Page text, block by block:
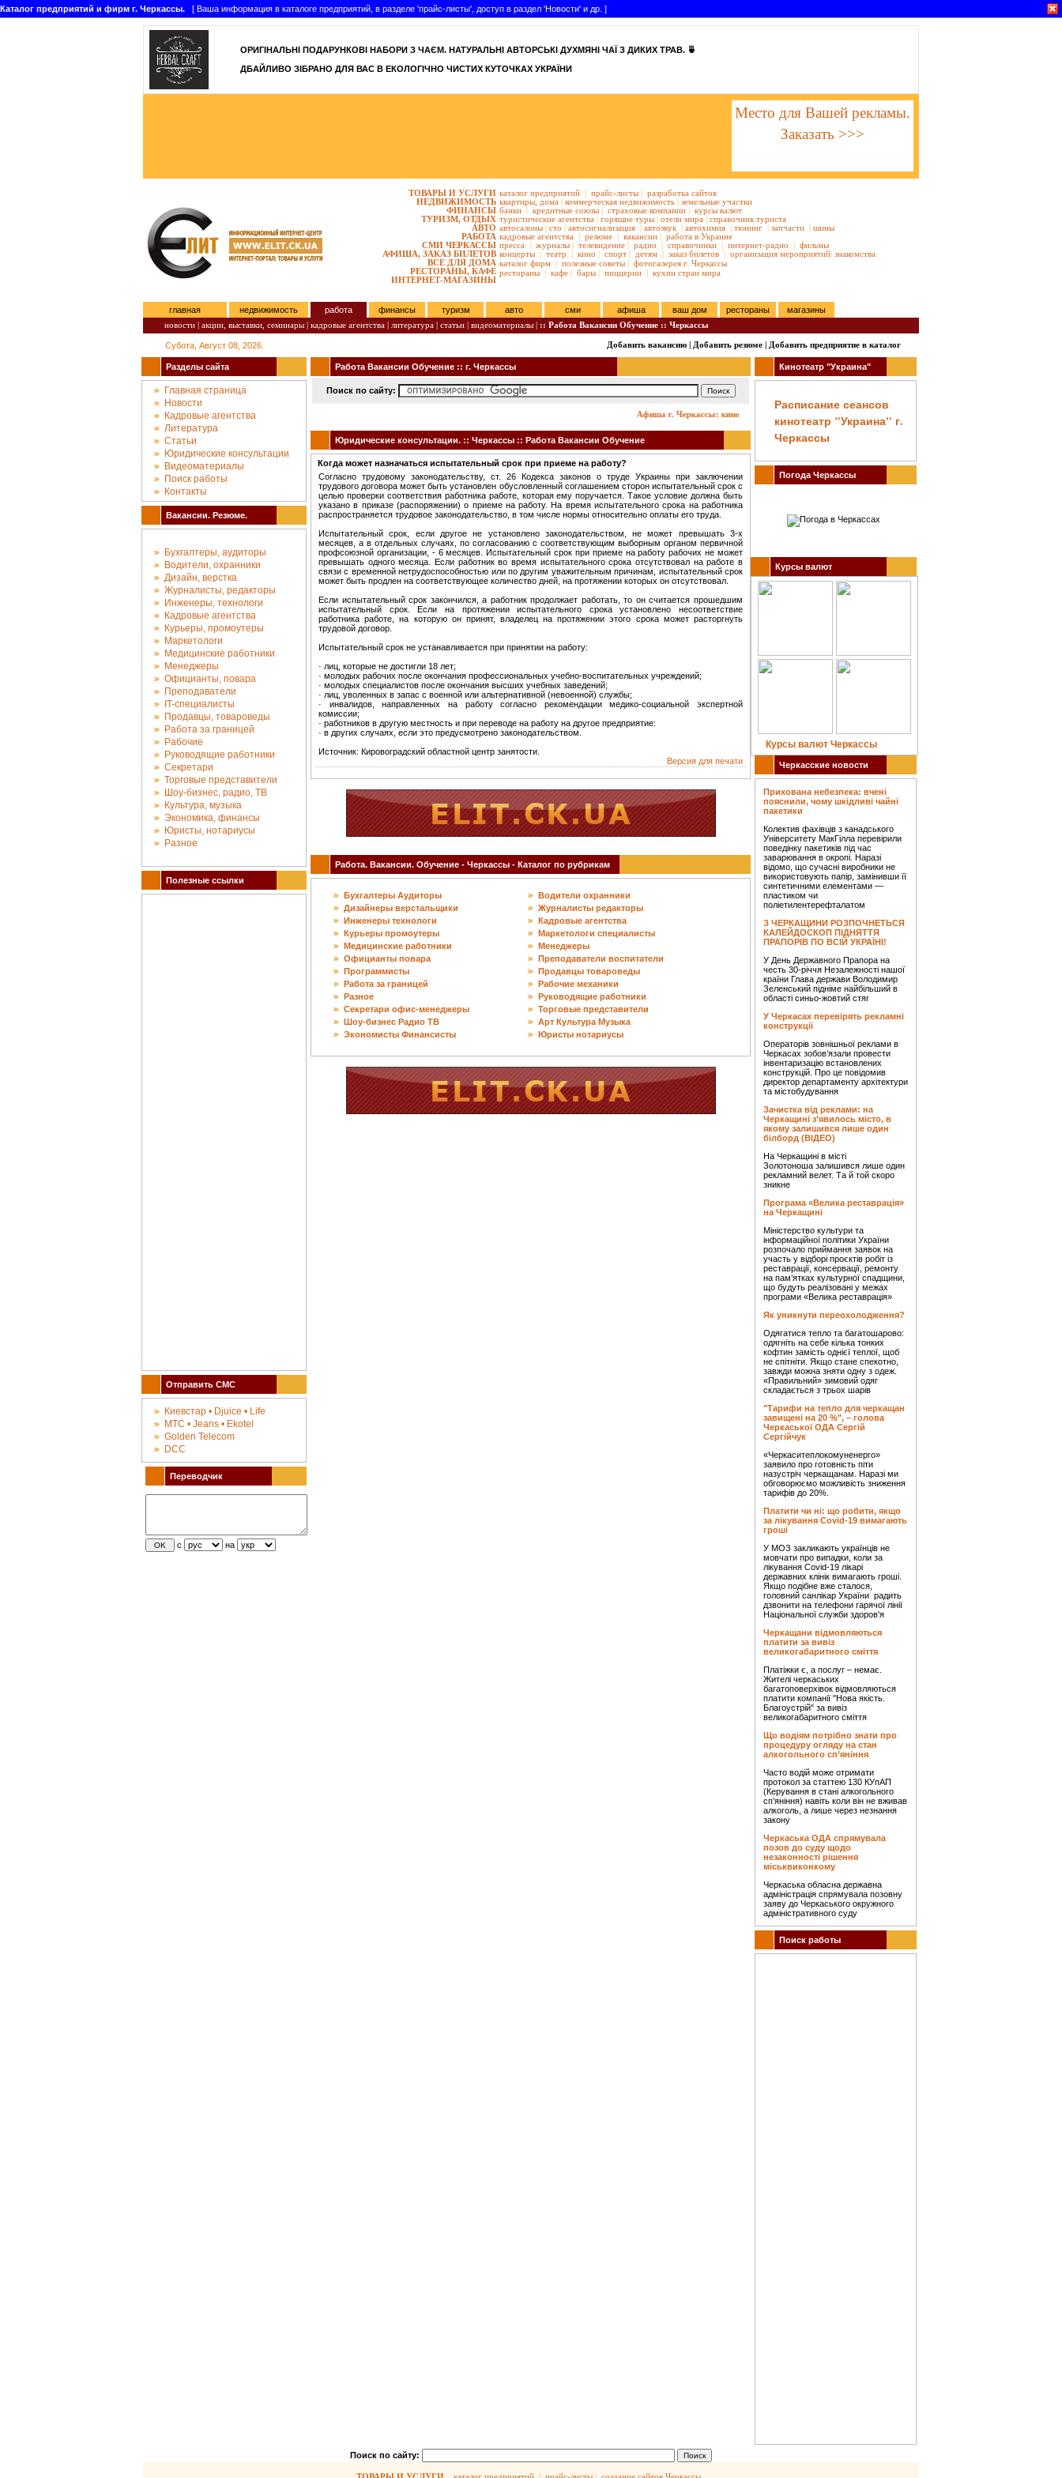
Каталог предприятий и фирм г. Черкассы. [ Ваша информация в каталоге предприятий, в разделе 'прайс-листы', доступ в раздел 'Новости' и др. ]
ОРИГІНАЛЬНІ ПОДАРУНКОВІ НАБОРИ З ЧАЄМ. НАТУРАЛЬНІ АВТОРСЬКІ ДУХМЯНІ ЧАЇ З ДИКИХ ТРАВ. 🍵
ДБАЙЛИВО ЗІБРАНО ДЛЯ ВАС В ЕКОЛОГІЧНО ЧИСТИХ КУТОЧКАХ УКРАЇНИ
Место для Вашей рекламы.
Заказать >>>
ТОВАРЫ И УСЛУГИ
НЕДВИЖИМОСТЬ
ФИНАНСЫ
ТУРИЗМ, ОТДЫХ
АВТО
РАБОТА
СМИ ЧЕРКАССЫ
АФИША, ЗАКАЗ БИЛЕТОВ
ВСЕ ДЛЯ ДОМА
РЕСТОРАНЫ, КАФЕ
ИНТЕРНЕТ-МАГАЗИНЫ
каталог предприятий | прайс-листы | разработка сайтов
квартиры, дома | коммерческая недвижимость | земельные участки
банки | кредитные союзы | страховые компании | курсы валют
туристические агентства | горящие туры | отели мира | справочник туриста
автосалоны | сто | автосигнализация | автозвук | автохимия | тюнинг | запчасти | шины
кадровые агентства | резюме | вакансии | работа в Украине
пресса | журналы | телевидение | радио | справочники | интернет-радио | фильмы
концерты | театр | кино | спорт | детям | заказ билетов | организация мероприятий| знакомства
каталог фирм | полезные советы | фотогалерея г. Черкассы
рестораны | кафе | бары | пиццерии | кухни стран мира
главная недвижимость работа финансы туризм авто сми афиша ваш дом рестораны
магазины
новости | акции, выставки, семинары | кадровые агентства | литература | статьи | видеоматериалы | :: Работа Вакансии Обучение :: Черкассы
Субота, Август 08, 2026. Добавить вакансию | Добавить резюме | Добавить предприятие в каталог
Разделы сайта
Главная страница
Новости
Кадровые агентства
Литература
Статьи
Юридические консультации
Видеоматериалы
Поиск работы
Контакты
Вакансии. Резюме.
Бухгалтеры, аудиторы
Водители, охранники
Дизайн, верстка
Журналисты, редакторы
Инженеры, технологи
Кадровые агентства
Курьеры, промоутеры
Маркетологи
Медицинские работники
Менеджеры
Официанты, повара
Преподаватели
IT-специалисты
Продавцы, товароведы
Работа за границей
Рабочие
Руководящие работники
Секретари
Торговые представители
Шоу-бизнес, радио, ТВ
Культура, музыка
Экономика, финансы
Юристы, нотариусы
Разное
Полезные ссылки
Отправить СМС
Киевстар • Djuice • Life
МТС • Jeans • Ekotel
Golden Telecom
DCC
Переводчик
с на
Работа Вакансии Обучение :: г. Черкассы
Поиск по сайту:
Афиша г. Черкассы: кино, театр, концерты, спектакли, гастроли, выставки, акции, музеи, спорт. Заказ
Юридические консультации. :: Черкассы :: Работа Вакансии Обучение
Когда может назначаться испытательный срок при приеме на работу?
Согласно трудовому законодательству, ст. 26 Кодекса законов о труде Украины при заключении
трудового договора может быть установлен обусловленный соглашением сторон испытательный срок с
целью проверки соответствия работника работе, которая ему поручается. Такое условие должна быть
указано в приказе (распоряжении) о приеме на работу. На время испытательного срока на работника
распространяется трудовое законодательство, в том числе нормы относительно оплаты его труда.
Испытательный срок, если другое не установлено законодательством, не может превышать 3-х
месяцев, а в отдельных случаях, по согласованию с соответствующим выборным органом первичной
профсоюзной организации, - 6 месяцев. Испытательный срок при приеме на работу рабочих не может
превышать одного месяца. Если работник во время испытательного срока отсутствовал на работе в
связи с временной нетрудоспособностью или по другим уважительным причинам, испытательный срок
может быть продлен на соответствующее количество дней, на протяжении которых он отсутствовал.
Если испытательный срок закончился, а работник продолжает работать, то он считается прошедшим
испытательный срок. Если на протяжении испытательного срока установлено несоответствие
работника работе, на которую он принят, владелец на протяжении этого срока может расторгнуть
трудовой договор.
Испытательный срок не устанавливается при принятии на работу:
· лиц, которые не достигли 18 лет;
· молодых рабочих после окончания профессиональных учебно-воспитательных учреждений;
· молодых специалистов после окончания высших учебных заведений;
· лиц, уволенных в запас с военной или альтернативной (невоенной) службы;
· инвалидов, направленных на работу согласно рекомендации медико-социальной экспертной
комиссии;
· работников в другую местность и при переводе на работу на другое предприятие:
· в других случаях, если это предусмотрено законодательством.
Источник: Кировоградский областной центр занятости.
Версия для печати
Работа. Вакансии. Обучение - Черкассы - Каталог по рубрикам
Бухгалтеры Аудиторы
Водители охранники
Дизайнеры верстальщики
Журналисты редакторы
Инженеры технологи
Кадровые агентства
Курьеры промоутеры
Маркетологи специалисты
Медицинские работники
Менеджеры
Официанты повара
Преподаватели воспитатели
Программисты
Продавцы товароведы
Работа за границей
Рабочие механики
Разное
Руководящие работники
Секретари офис-менеджеры
Торговые представители
Шоу-бизнес Радио ТВ
Арт Культура Музыка
Экономисты Финансисты
Юристы нотариусы
Кинотеатр "Украина"
Расписание сеансов
кинотеатр "Украина" г.
Черкассы
Погода Черкассы
Курсы валют
Курсы валют Черкассы
Черкасские новости
Прихована небезпека: вчені
пояснили, чому шкідливі чайні
пакетики
Колектив фахівців з канадського
Університету МакГілла перевірили
поведінку пакетиків під час
заварювання в окропі. Наразі
відомо, що сучасні виробники не
використовують папір, замінивши її
синтетичними елементами —
пластиком чи
поліетилентерефталатом
З ЧЕРКАЩИНИ РОЗПОЧНЕТЬСЯ
КАЛЕЙДОСКОП ПІДНЯТТЯ
ПРАПОРІВ ПО ВСІЙ УКРАЇНІ!
У День Державного Прапора на
честь 30-річчя Незалежності нашої
країни Глава держави Володимир
Зеленський підніме найбільший в
області синьо-жовтий стяг
У Черкасах перевірять рекламні
конструкції
Операторів зовнішньої реклами в
Черкасах зобов’язали провести
інвентаризацію встановлених
конструкцій. Про це повідомив
директор департаменту архітектури
та містобудування
Зачистка від реклами: на
Черкащині з’явилось місто, в
якому залишився лише один
білборд (ВІДЕО)
На Черкащині в місті
Золотоноша залишився лише один
рекламний велет. Та й той скоро
зникне
Програма «Велика реставрація»
на Черкащині
Міністерство культури та
інформаційної політики України
розпочало приймання заявок на
участь у відборі проєктів робіт із
реставрації, консервації, ремонту
на пам’ятках культурної спадщини,
що будуть реалізовані у межах
програми «Велика реставрація»
Як уникнути переохолодження?
Одягатися тепло та багатошарово:
одягніть на себе кілька тонких
кофтин замість однієї теплої, щоб
не спітніти. Якщо стане спекотно,
завжди можна зняти одну з одеж.
«Правильний» зимовий одяг
складається з трьох шарів
"Тарифи на тепло для черкащан
завищені на 20 %", – голова
Черкаської ОДА Сергій
Сергійчук
«Черкаситеплокомуненерго»
заявило про готовність піти
назустріч черкащанам. Наразі ми
обговорюємо можливість зниження
тарифів до 20%.
Платити чи ні: що робити, якщо
за лікування Covid-19 вимагають
гроші
У МОЗ закликають українців не
мовчати про випадки, коли за
лікування Covid-19 лікарі
державних клінік вимагають гроші.
Якщо подібне вже сталося,
головний санлікар України радить
дзвонити на телефони гарячої лінії
Національної служби здоров'я
Черкащани відмовляються
платити за вивіз
великогабаритного сміття
Платіжки є, а послуг – немає.
Жителі черкаських
багатоповерхівок відмовляються
платити компанії "Нова якість.
Благоустрій" за вивіз
великогабаритного сміття
Що водіям потрібно знати про
процедуру огляду на стан
алкогольного сп’яніння
Часто водій може отримати
протокол за статтею 130 КУпАП
(Керування в стані алкогольного
сп’яніння) навіть коли він не вживав
алкоголь, а лише через незнання
закону
Черкаська ОДА спрямувала
позов до суду щодо
незаконності рішення
міськвиконкому
Черкаська обласна державна
адміністрація спрямувала позовну
заяву до Черкаського окружного
адміністративного суду
Поиск работы
Поиск по сайту: